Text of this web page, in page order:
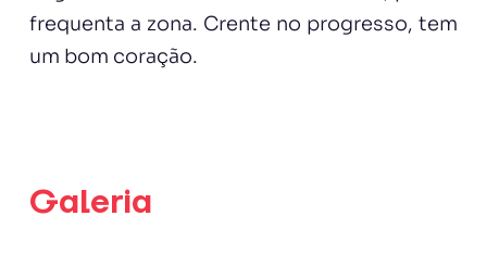
frequenta a zona. Crente no progresso, tem
um bom coração.
Galeria